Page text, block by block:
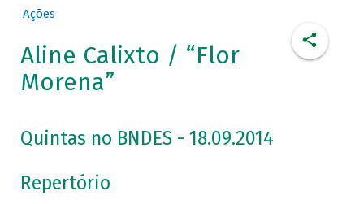
Ações
Aline Calixto / “Flor
Morena”
Quintas no BNDES - 18.09.2014
Repertório